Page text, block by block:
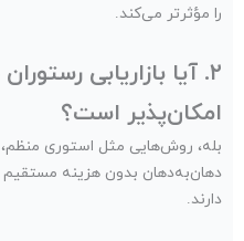
را مؤثرتر می‌کند.
۲. آیا بازاریابی
امکان‌پذیر است؟
بله، روش‌هایی مثل استوری
دهان‌به‌دهان بدون هزینه مستقیم
دارند.